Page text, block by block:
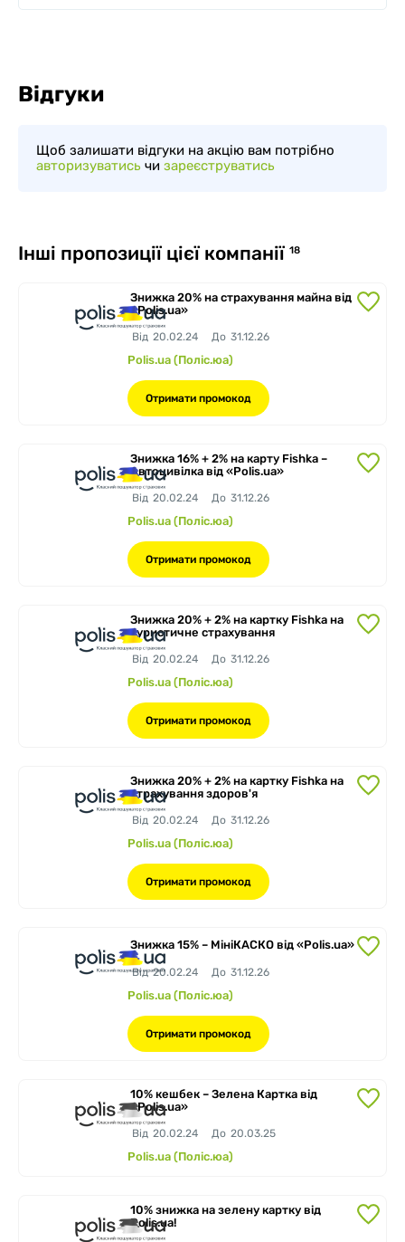
Відгуки
Щоб залишати відгуки на акцію вам потрібно
авторизуватись чи зареєструватись
Інші пропозиції цієї компанії 18
Знижка 20% на страхування майна від
«Polis.ua»
Від 20.02.24 До 31.12.26
Polis.ua (Поліс.юа)
Отримати промокод
Знижка 16% + 2% на карту Fishka –
Автоцивілка від «Polis.ua»
Від 20.02.24 До 31.12.26
Polis.ua (Поліс.юа)
Отримати промокод
Знижка 20% + 2% на картку Fishka на
туристичне страхування
Від 20.02.24 До 31.12.26
Polis.ua (Поліс.юа)
Отримати промокод
Знижка 20% + 2% на картку Fishka на
страхування здоров'я
Від 20.02.24 До 31.12.26
Polis.ua (Поліс.юа)
Отримати промокод
Знижка 15% – МініКАСКО від «Polis.ua»
Від20.02.24 До 31.12.26
Polis.ua (Поліс.юа)
Отримати промокод
10% кешбек – Зелена Картка від
«Polis.ua»
Від 20.02.24 До 20.03.25
Polis.ua (Поліс.юа)
10% знижка на зелену картку від
Polis.ua!